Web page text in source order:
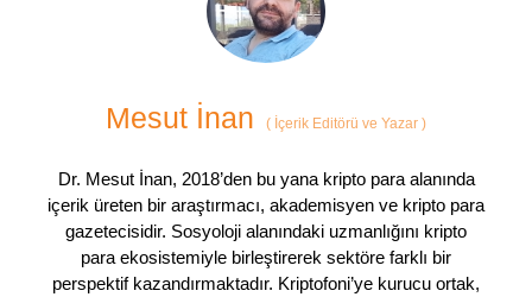
Mesut İnan ( İçerik Editörü ve Yazar )
Dr. Mesut İnan, 2018’den bu yana kripto para alanında
içerik üreten bir araştırmacı, akademisyen ve kripto para
gazetecisidir. Sosyoloji alanındaki uzmanlığını kripto
para ekosistemiyle birleştirerek sektöre farklı bir
perspektif kazandırmaktadır. Kriptofoni’ye kurucu ortak,